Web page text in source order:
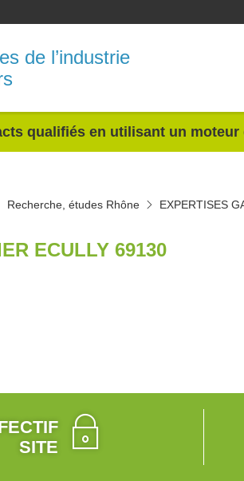
de l’industrie
qualifiés en utilisant un
Recherche, études Rhône EXPERTISES
ECULLY 69130
SITE